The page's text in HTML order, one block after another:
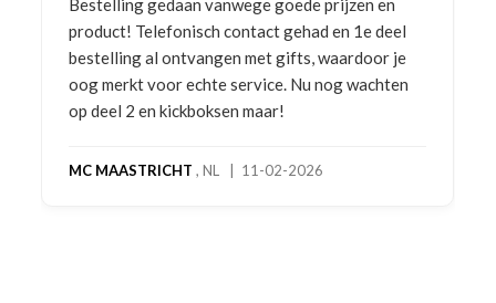
Bestelling gedaan vanwege goede prijzen en
product! Telefonisch contact gehad en 1e deel
bestelling al ontvangen met gifts, waardoor je
oog merkt voor echte service. Nu nog wachten
op deel 2 en kickboksen maar!
MC MAASTRICHT , NL | 11-02-2026